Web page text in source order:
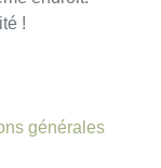
!
générales